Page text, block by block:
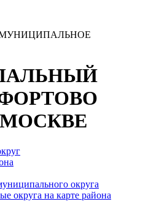
округа
округа на карте района